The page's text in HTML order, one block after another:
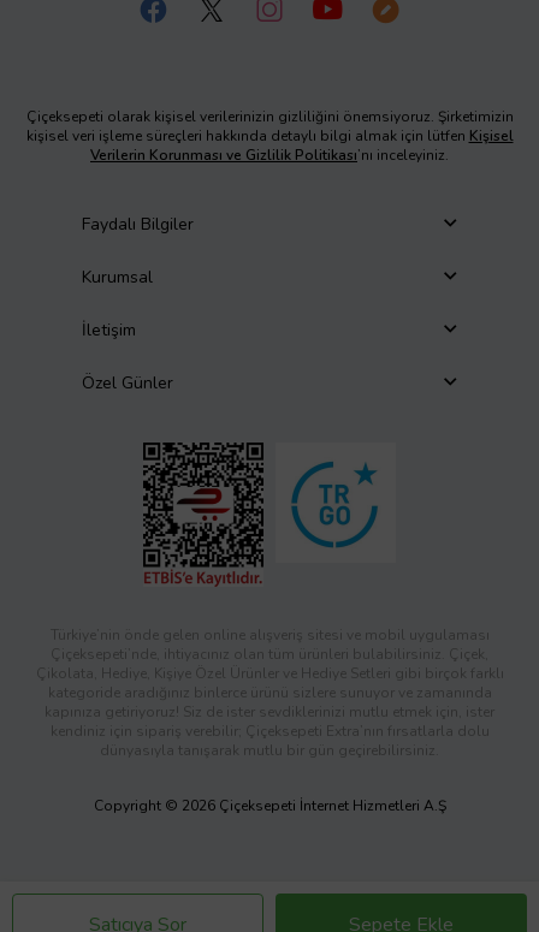
Satıcıya Sor Sepete Ekle
Çiçeksepeti olarak kişisel verilerinizin gizliliğini önemsiyoruz. Şirketimizin
kişisel veri işleme süreçleri hakkında detaylı bilgi almak için lütfen Kişisel
Verilerin Korunması ve Gizlilik Politikası’nı inceleyiniz.
Faydalı Bilgiler
Kurumsal
İletişim
Özel Günler
Türkiye’nin önde gelen online alışveriş sitesi ve mobil uygulaması
Çiçeksepeti’nde, ihtiyacınız olan tüm ürünleri bulabilirsiniz. Çiçek,
Çikolata, Hediye, Kişiye Özel Ürünler ve Hediye Setleri gibi birçok farklı
kategoride aradığınız binlerce ürünü sizlere sunuyor ve zamanında
kapınıza getiriyoruz! Siz de ister sevdiklerinizi mutlu etmek için, ister
kendiniz için sipariş verebilir; Çiçeksepeti Extra’nın fırsatlarla dolu
dünyasıyla tanışarak mutlu bir gün geçirebilirsiniz.
Copyright © 2026 Çiçeksepeti İnternet Hizmetleri A.Ş